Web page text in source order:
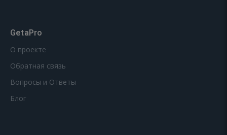
GetaPro
О проекте
Обратная связь
Вопросы и Ответы
Блог